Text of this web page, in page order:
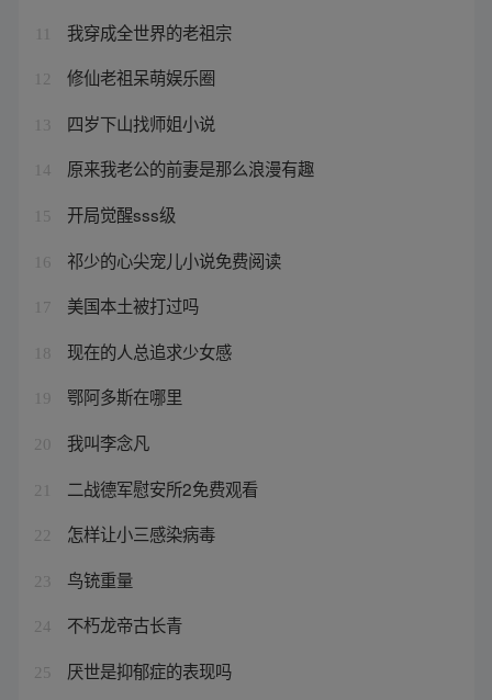
我穿成全世界的老祖宗
12 修仙老祖呆萌娱乐圈
13 四岁下山找师姐小说
14 原来我老公的前妻是那么浪漫有趣
15 开局觉醒sss级
16 祁少的心尖宠儿小说免费阅读
17 美国本土被打过吗
18 现在的人总追求少女感
19 鄂阿多斯在哪里
20 我叫李念凡
21 二战德军慰安所2免费观看
22 怎样让小三感染病毒
23 鸟铳重量
24 不朽龙帝古长青
25 厌世是抑郁症的表现吗